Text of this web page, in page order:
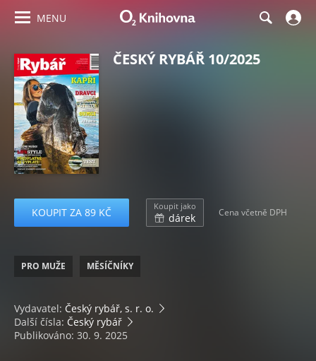
MENU
ČESKÝ RYBÁŘ 10/2025
KOUPIT ZA 89 KČ Koupit jako
dárek Cena včetně DPH
PRO MUŽE MĚSÍČNÍKY
Vydavatel: Český rybář, s. r. o.
Další čísla: Český rybář
Publikováno: 30. 9. 2025